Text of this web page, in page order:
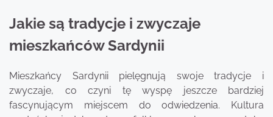
Jakie są tradycje i zwyczaje
mieszkańców Sardynii
Mieszkańcy Sardynii pielęgnują swoje tradycje i
zwyczaje, co czyni tę wyspę jeszcze bardziej
fascynującym miejscem do odwiedzenia. Kultura